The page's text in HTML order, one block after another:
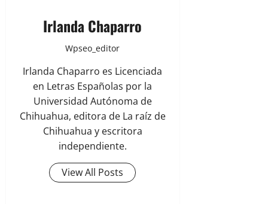
Irlanda Chaparro
Wpseo_editor
Irlanda Chaparro es Licenciada
en Letras Españolas por la
Universidad Autónoma de
Chihuahua, editora de La raíz de
Chihuahua y escritora
independiente.
View All Posts